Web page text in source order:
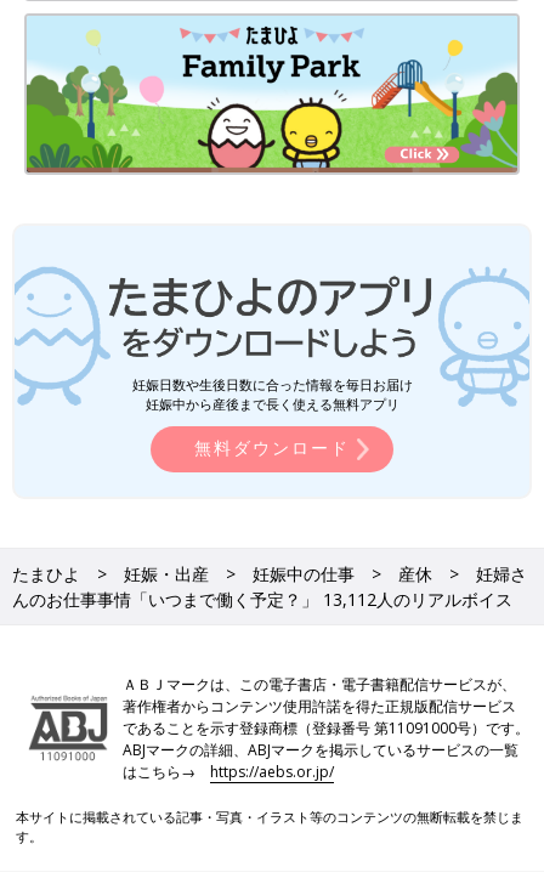
妊娠日数や生後日数に合った情報を毎日お届け
妊娠中から産後まで長く使える無料アプリ
無料ダウンロード
たまひよ 妊娠・出産 妊娠中の仕事 産休
妊婦さ
んのお仕事事情「いつまで働く予定？」 13,112人のリアルボイス
ＡＢＪマークは、この電子書店・電子書籍配信サービスが、
著作権者からコンテンツ使用許諾を得た正規版配信サービス
であることを示す登録商標（登録番号 第11091000号）です。
ABJマークの詳細、ABJマークを掲示しているサービスの一覧
はこちら→https://aebs.or.jp/
本サイトに掲載されている記事・写真・イラスト等のコンテンツの無断転載を禁じま
す。